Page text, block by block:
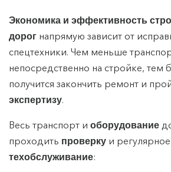
Экономика и эффективность
дорог напрямую зависит от
спецтехники. Чем меньше
непосредственно на стройке, тем
получится закончить ремонт и
экспертизу.
Весь транспорт и оборудование
проходить проверку и регулярное
техобслуживание: